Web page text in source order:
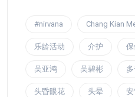
#nirvana Chang Kian
乐龄活动 介护 保
吴亚鸿 吴碧彬
头昏眼花 头晕